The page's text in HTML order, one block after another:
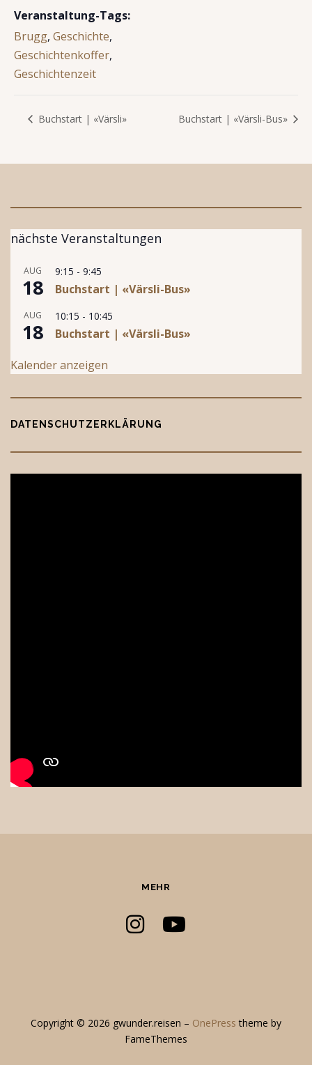
Veranstaltung-Tags:
Brugg, Geschichte,
Geschichtenkoffer,
Geschichtenzeit
Buchstart | «Värsli» Buchstart | «Värsli-Bus»
nächste Veranstaltungen
AUG
18
9:15 - 9:45
Buchstart | «Värsli-Bus»
AUG
18
10:15 - 10:45
Buchstart | «Värsli-Bus»
Kalender anzeigen
DATENSCHUTZERKLÄRUNG
MEHR
Copyright © 2026 gwunder.reisen – OnePress theme by
FameThemes